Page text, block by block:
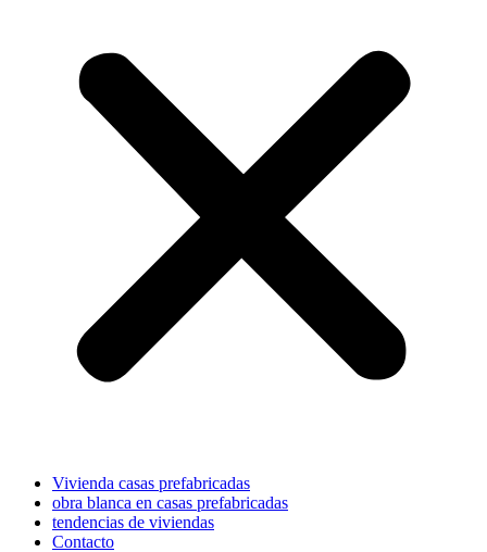
Vivienda casas prefabricadas
obra blanca en casas prefabricadas
tendencias de viviendas
Contacto